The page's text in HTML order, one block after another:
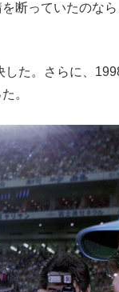
断っていたのな
た。さらに、
。